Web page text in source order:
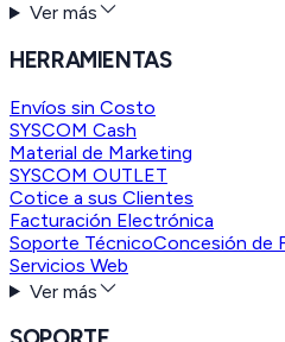
Ver más
HERRAMIENTAS
Envíos sin Costo
SYSCOM Cash
Material de Marketing
SYSCOM OUTLET
Cotice a sus Clientes
Facturación Electrónica
Soporte TécnicoConcesión de
Servicios Web
Ver más